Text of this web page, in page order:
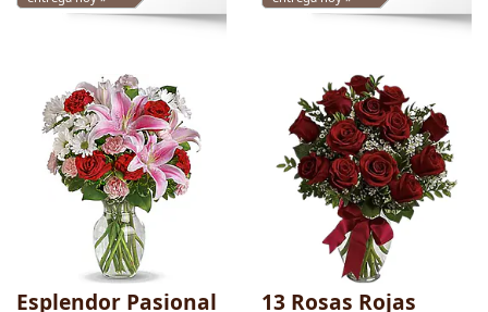
Esplendor Pasional 13 Rosas Rojas